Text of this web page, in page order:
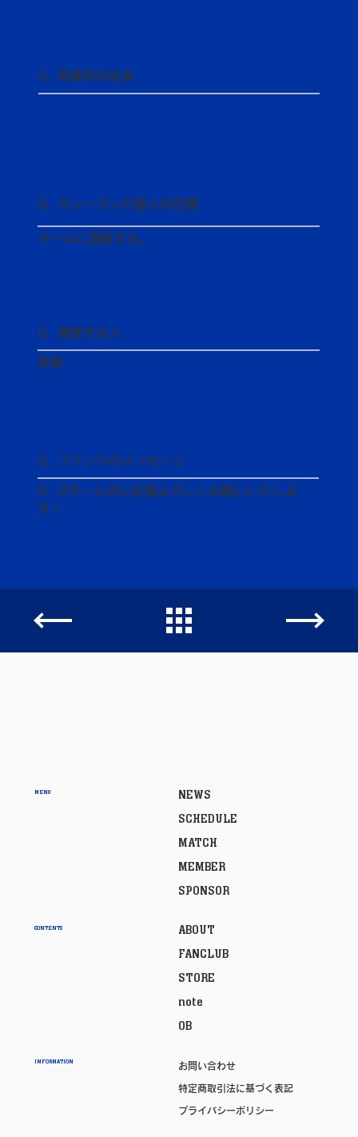
Q. 背番号の由来
Q. 今シーズンの個人の目標
チームに貢献する。
Q. 尊敬する人
家族
Q. ファンへのメッセージ
A・Bチーム共に応援よろしくお願いいたしま
す！
ABOUT
FANCLUB
STORE
note
OB
CONTENTS
NEWS
SCHEDULE
MATCH
MEMBER
SPONSOR
MENU
お問い合わせ
特定商取引法に基づく表記
プライバシーポリシー
INFORMATION